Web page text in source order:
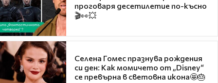
проговаря десетилетие по-късно
🎬👀💥
Селена Гомес празнува рождения
си ден: Как момичето от „Disney“
се превърна в световна икона🤩🎂